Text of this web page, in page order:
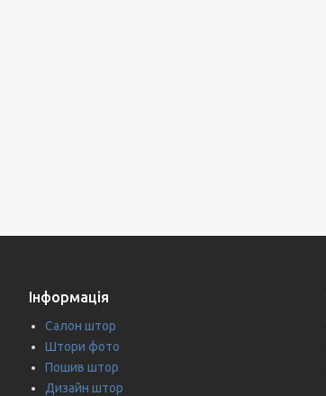
Інформація
Салон штор
Штори фото
Пошив штор
Дизайн штор